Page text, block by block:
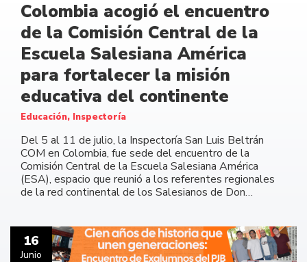
Colombia acogió el encuentro
de la Comisión Central de la
Escuela Salesiana América
para fortalecer la misión
educativa del continente
Educación, Inspectoría
Del 5 al 11 de julio, la Inspectoría San Luis Beltrán
COM en Colombia, fue sede del encuentro de la
Comisión Central de la Escuela Salesiana América
(ESA), espacio que reunió a los referentes regionales
de la red continental de los Salesianos de Don…
16
Junio